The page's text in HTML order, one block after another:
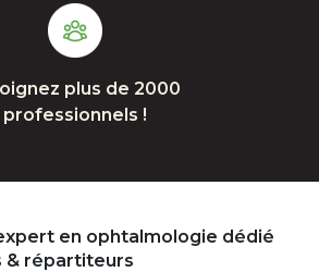
plus de 2000
professionnels !
en ophtalmologie dédié
& répartiteurs